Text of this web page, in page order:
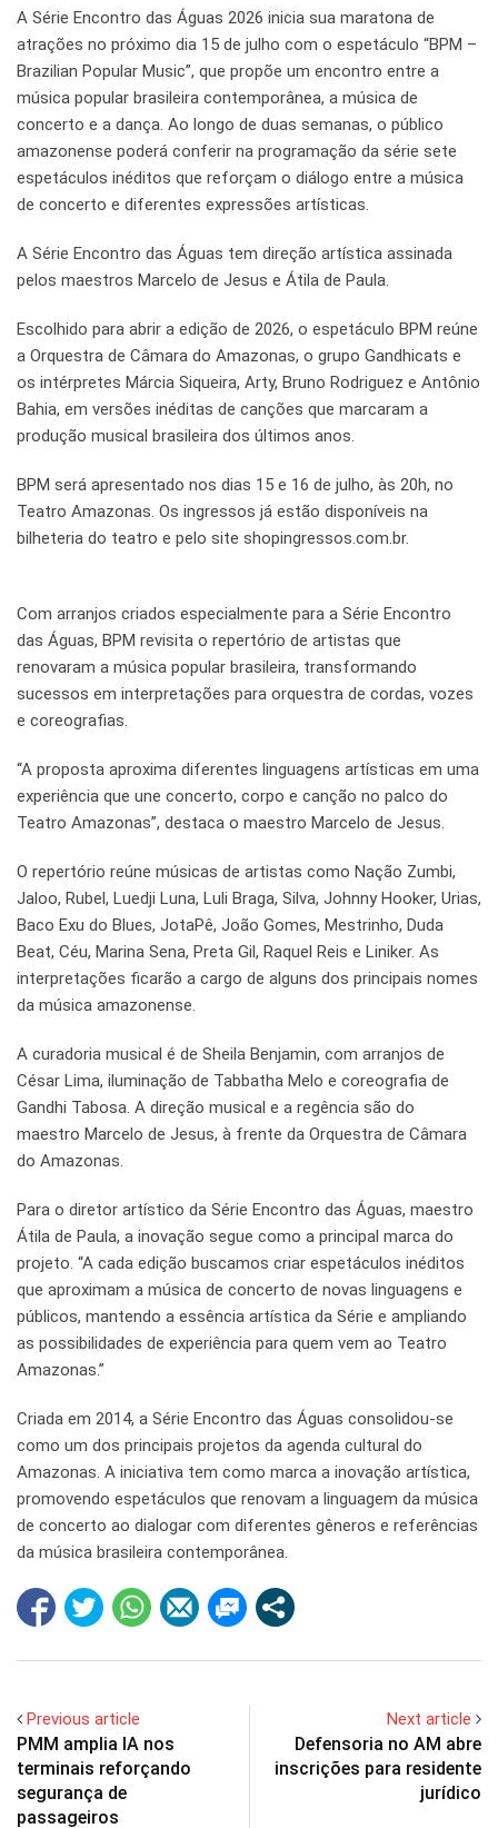
A Série Encontro das Águas 2026 inicia sua maratona de
atrações no próximo dia 15 de julho com o espetáculo “BPM –
Brazilian Popular Music”, que propõe um encontro entre a
música popular brasileira contemporânea, a música de
concerto e a dança. Ao longo de duas semanas, o público
amazonense poderá conferir na programação da série sete
espetáculos inéditos que reforçam o diálogo entre a música
de concerto e diferentes expressões artísticas.
A Série Encontro das Águas tem direção artística assinada
pelos maestros Marcelo de Jesus e Átila de Paula.
Escolhido para abrir a edição de 2026, o espetáculo BPM reúne
a Orquestra de Câmara do Amazonas, o grupo Gandhicats e
os intérpretes Márcia Siqueira, Arty, Bruno Rodriguez e Antônio
Bahia, em versões inéditas de canções que marcaram a
produção musical brasileira dos últimos anos.
BPM será apresentado nos dias 15 e 16 de julho, às 20h, no
Teatro Amazonas. Os ingressos já estão disponíveis na
bilheteria do teatro e pelo site shopingressos.com.br.
Com arranjos criados especialmente para a Série Encontro
das Águas, BPM revisita o repertório de artistas que
renovaram a música popular brasileira, transformando
sucessos em interpretações para orquestra de cordas, vozes
e coreografias.
“A proposta aproxima diferentes linguagens artísticas em uma
experiência que une concerto, corpo e canção no palco do
Teatro Amazonas”, destaca o maestro Marcelo de Jesus.
O repertório reúne músicas de artistas como Nação Zumbi,
Jaloo, Rubel, Luedji Luna, Luli Braga, Silva, Johnny Hooker, Urias,
Baco Exu do Blues, JotaPê, João Gomes, Mestrinho, Duda
Beat, Céu, Marina Sena, Preta Gil, Raquel Reis e Liniker. As
interpretações ficarão a cargo de alguns dos principais nomes
da música amazonense.
A curadoria musical é de Sheila Benjamin, com arranjos de
César Lima, iluminação de Tabbatha Melo e coreografia de
Gandhi Tabosa. A direção musical e a regência são do
maestro Marcelo de Jesus, à frente da Orquestra de Câmara
do Amazonas.
Para o diretor artístico da Série Encontro das Águas, maestro
Átila de Paula, a inovação segue como a principal marca do
projeto. “A cada edição buscamos criar espetáculos inéditos
que aproximam a música de concerto de novas linguagens e
públicos, mantendo a essência artística da Série e ampliando
as possibilidades de experiência para quem vem ao Teatro
Amazonas.”
Criada em 2014, a Série Encontro das Águas consolidou-se
como um dos principais projetos da agenda cultural do
Amazonas. A iniciativa tem como marca a inovação artística,
promovendo espetáculos que renovam a linguagem da música
de concerto ao dialogar com diferentes gêneros e referências
da música brasileira contemporânea.
Previous article
PMM amplia IA nos
terminais reforçando
segurança de
passageiros
Next article
Defensoria no AM abre
inscrições para residente
jurídico